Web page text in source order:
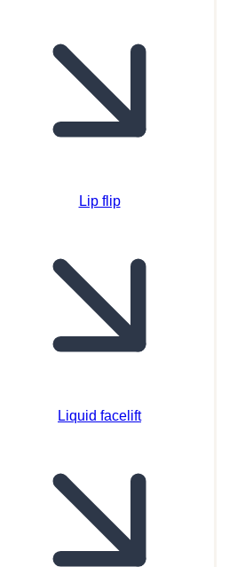
Lip flip
Liquid facelift